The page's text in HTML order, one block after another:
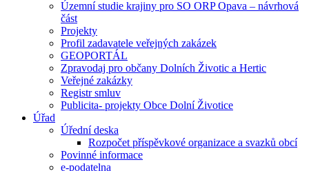
Územní studie krajiny pro SO ORP Opava – návrhová
část
Projekty
Profil zadavatele veřejných zakázek
GEOPORTÁL
Zpravodaj pro občany Dolních Životic a Hertic
Veřejné zakázky
Registr smluv
Publicita- projekty Obce Dolní Životice
Úřad
Úřední deska
Rozpočet příspěvkové organizace a svazků obcí
Povinné informace
e-podatelna